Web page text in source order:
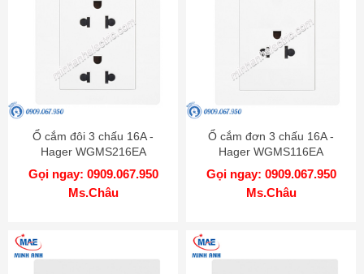
Ổ cắm đôi 3 chấu 16A -
Hager WGMS216EA
Gọi ngay: 0909.067.950
Ms.Châu
Ổ cắm đơn 3 chấu 16A -
Hager WGMS116EA
Gọi ngay: 0909.067.950
Ms.Châu